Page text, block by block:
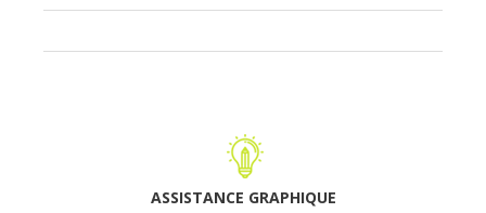
ASSISTANCE GRAPHIQUE